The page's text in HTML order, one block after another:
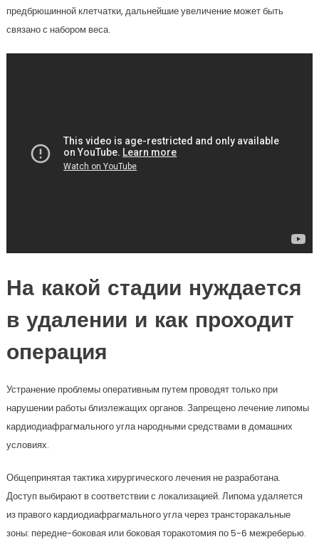
предбрюшинной клетчатки, дальнейшие увеличение может быть
связано с набором веса.
На какой стадии нуждается
в удалении и как проходит
операция
Устранение проблемы оперативным путем проводят только при
нарушении работы близлежащих органов. Запрещено лечение липомы
кардиодиафрагмального угла народными средствами в домашних
условиях.
Общепринятая тактика хирургического лечения не разработана.
Доступ выбирают в соответствии с локализацией. Липома удаляется
из правого кардиодиафрагмального угла через трансторакальные
зоны: передне-боковая или боковая торакотомия по 5-6 межреберью.